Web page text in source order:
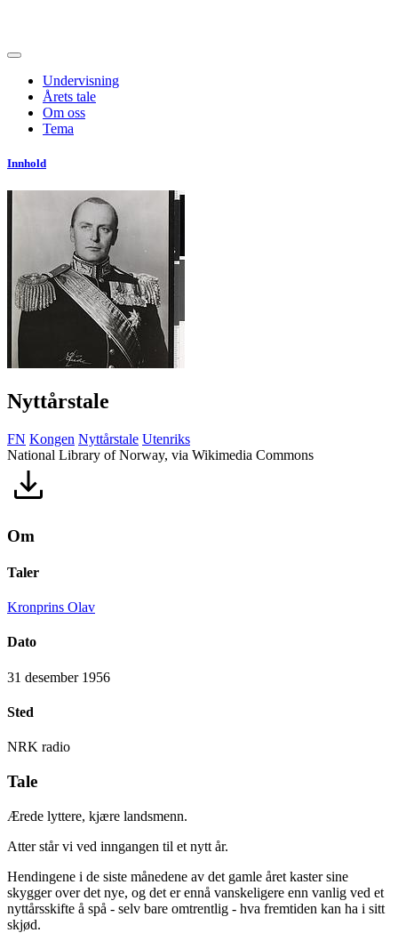
Undervisning
Årets tale
Om oss
Tema
Innhold
Nyttårstale
FN Kongen Nyttårstale Utenriks
National Library of Norway, via Wikimedia Commons
Om
Taler
Kronprins Olav
Dato
31 desember 1956
Sted
NRK radio
Tale
Ærede lyttere, kjære landsmenn.
Atter står vi ved inngangen til et nytt år.
Hendingene i de siste månedene av det gamle året kaster sine
skygger over det nye, og det er ennå vanskeligere enn vanlig ved et
nyttårsskifte å spå - selv bare omtrentlig - hva fremtiden kan ha i sitt
skjød.